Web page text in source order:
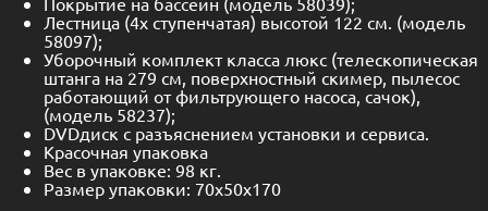
Лестница (4х ступенчатая) высотой 122 см. (модель
58097);
Уборочный комплект класса люкс (телескопическая
штанга на 279 см, поверхностный скимер, пылесос
работающий от фильтрующего насоса, сачок),
(модель 58237);
DVDдиск с разъяснением установки и сервиса.
Красочная упаковка
Вес в упаковке: 98 кг.
Размер упаковки: 70х50х170